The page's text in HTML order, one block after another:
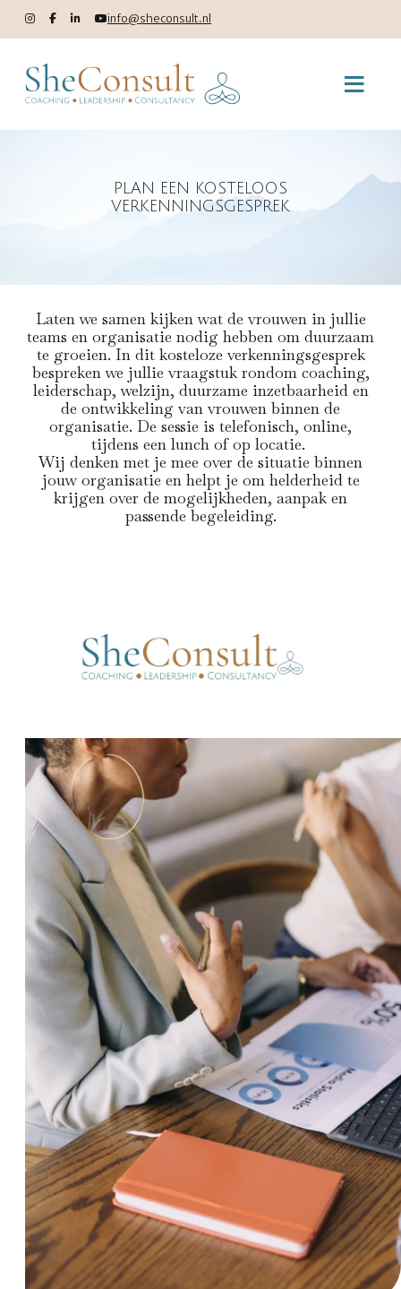
info@sheconsult.nl
PLAN EEN KOSTELOOS
VERKENNINGSGESPREK
Laten we samen kijken wat de vrouwen in jullie
teams en organisatie nodig hebben om duurzaam
te groeien. In dit kosteloze verkenningsgesprek
bespreken we jullie vraagstuk rondom coaching,
leiderschap, welzijn, duurzame inzetbaarheid en
de ontwikkeling van vrouwen binnen de
organisatie. De sessie is telefonisch, online,
tijdens een lunch of op locatie.
Wij denken met je mee over de situatie binnen
jouw organisatie en helpt je om helderheid te
krijgen over de mogelijkheden, aanpak en
passende begeleiding.